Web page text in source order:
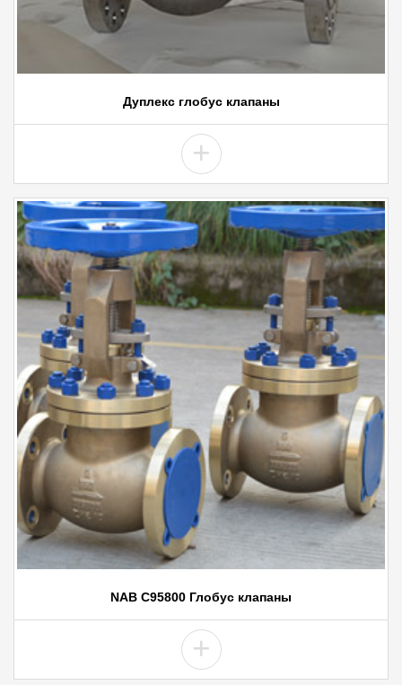
Дуплекс глобус клапаны
+
NAB C95800 Глобус клапаны
+